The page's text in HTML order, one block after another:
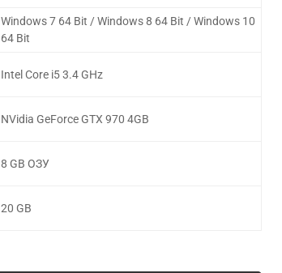
Windows 7 64 Bit / Windows 8 64 Bit / Windows 10
64 Bit
Intel Core i5 3.4 GHz
NVidia GeForce GTX 970 4GB
8 GB ОЗУ
20 GB